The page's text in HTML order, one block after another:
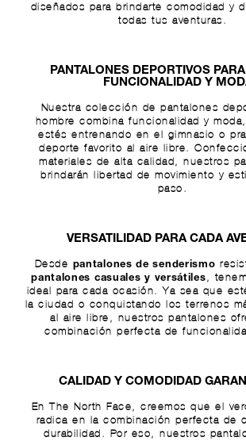
diseñados para brindarte comodidad y
todas tus aventuras.
PANTALONES DEPORTIVOS
FUNCIONALIDAD Y
Nuestra colección de pantalones
hombre combina funcionalidad y
estés entrenando en el gimnasio o
deporte favorito al aire libre.
materiales de alta calidad, nuestros
brindarán libertad de movimiento y
paso.
VERSATILIDAD PARA CADA
Desde pantalones de senderismo
pantalones casuales y versátiles,
ideal para cada ocasión. Ya sea que
la ciudad o conquistando los terrenos
al aire libre, nuestros pantalones
combinación perfecta de
CALIDAD Y COMODIDAD
En The North Face, creemos que el
radica en la combinación perfecta de
durabilidad. Por eso, nuestros